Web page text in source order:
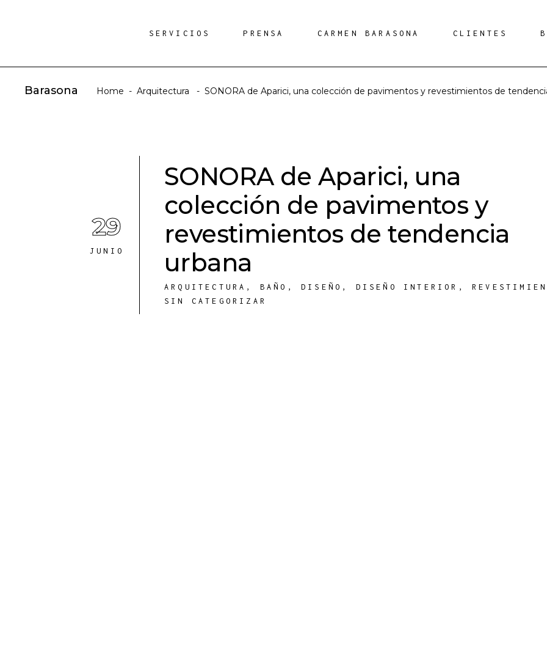
SERVICIOS PRENSA CARMEN BARASONA CLIENTES
Barasona Home - Arquitectura - SONORA de Aparici, una colección de pavimentos y revestimientos de
29
JUNIO
SONORA de Aparici, una
colección de pavimentos y
revestimientos de tendencia
urbana
ARQUITECTURA , BAÑO ,DISEÑO , DISEÑO INTERIOR ,
SIN CATEGORIZAR